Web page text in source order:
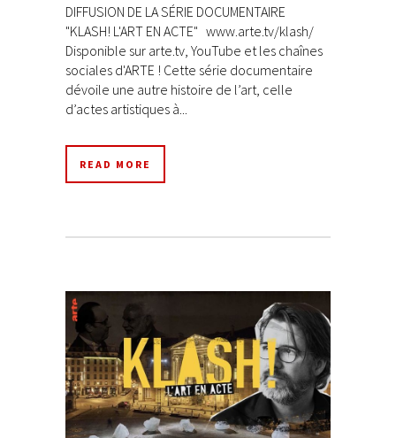
DIFFUSION DE LA SÉRIE DOCUMENTAIRE
"KLASH! L'ART EN ACTE" www.arte.tv/klash/
Disponible sur arte.tv, YouTube et les chaînes
sociales d'ARTE ! Cette série documentaire
dévoile une autre histoire de l’art, celle
d’actes artistiques à...
READ MORE